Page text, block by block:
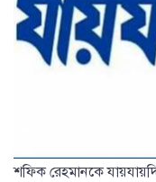
শফিক রেহমানকে